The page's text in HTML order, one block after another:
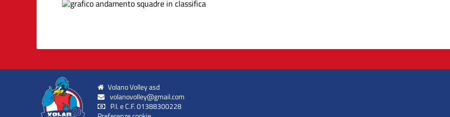
Volano Volley asd
volanovolley@gmail.com
P.I. e C.F. 01388300228